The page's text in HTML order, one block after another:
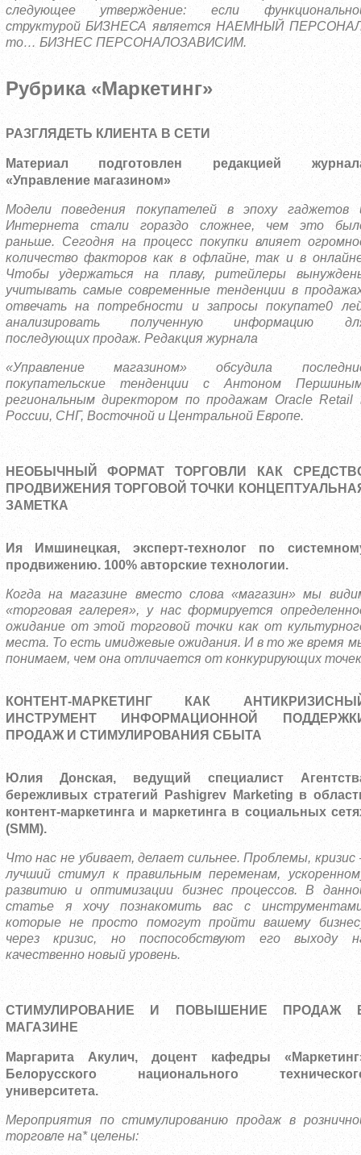
следующее утверждение: если
структурой БИЗНЕСА является НАЕМНЫЙ
то… БИЗНЕС ПЕРСОНАЛОЗАВИСИМ.
Рубрика «Маркетинг»
РАЗГЛЯДЕТЬ КЛИЕНТА В СЕТИ
Материал подготовлен редакцией
«Управление магазином»
Модели поведения покупателей в эпоху гаджетов
Интернета стали гораздо сложнее, чем это
раньше. Сегодня на процесс покупки влияет
количество факторов как в офлайне, так и в
Чтобы удержаться на плаву, ритейлеры
учитывать самые современные тенденции в
отвечать на потребности и запросы покупате0
анализировать полученную информацию
последующих продаж. Редакция журнала
«Управление магазином» обсудила
покупательские тенденции с Антоном
региональным директором по продажам Oracle Retail
России, СНГ, Восточной и Центральной Европе.
НЕОБЫЧНЫЙ ФОРМАТ ТОРГОВЛИ КАК
ПРОДВИЖЕНИЯ ТОРГОВОЙ ТОЧКИ
ЗАМЕТКА
Ия Имшинецкая, эксперт-технолог по
продвижению. 100% авторские технологии.
Когда на магазине вместо слова «магазин» мы
«торговая галерея», у нас формируется
ожидание от этой торговой точки как от
места. То есть имиджевые ожидания. И в то же время
понимаем, чем она отличается от конкурирующих
КОНТЕНТ-МАРКЕТИНГ КАК
ИНСТРУМЕНТ ИНФОРМАЦИОННОЙ
ПРОДАЖ И СТИМУЛИРОВАНИЯ СБЫТА
Юлия Донская, ведущий специалист
бережливых стратегий Pashigrev Marketing в
контент-маркетинга и маркетинга в социальных
(SMM).
Что нас не убивает, делает сильнее. Проблемы, кризис
лучший стимул к правильным переменам,
развитию и оптимизации бизнес процессов. В
статье я хочу познакомить вас с
которые не просто помогут пройти вашему
через кризис, но поспособствуют его выходу
качественно новый уровень.
СТИМУЛИРОВАНИЕ И ПОВЫШЕНИЕ ПРОДАЖ
МАГАЗИНЕ
Маргарита Акулич, доцент кафедры
Белорусского национального
университета.
Мероприятия по стимулированию продаж в
торговле на* целены: